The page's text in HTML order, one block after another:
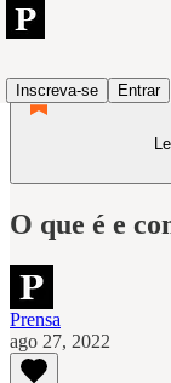
Inscreva-se
Entrar
O que é e
Prensa
ago 27, 2022